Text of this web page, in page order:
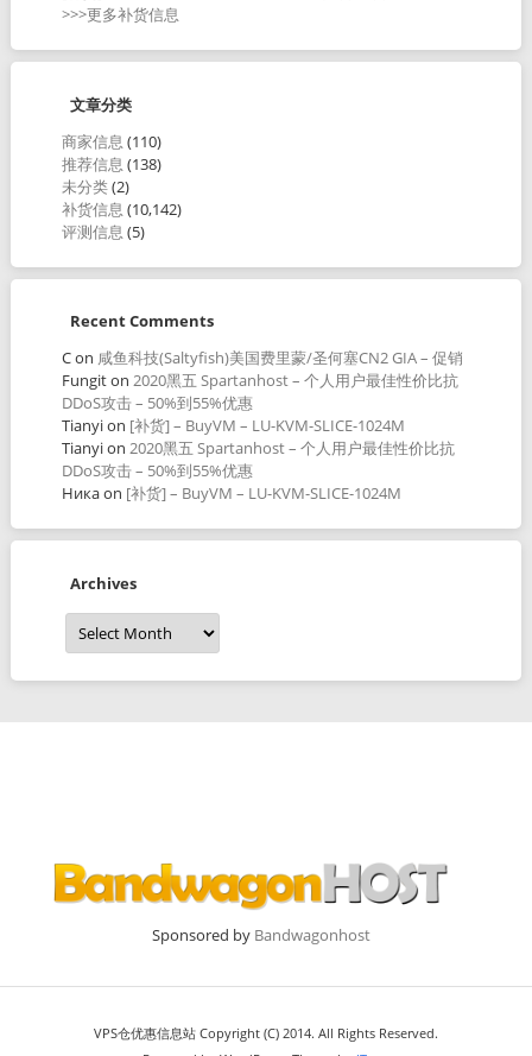
>>>更多补货信息
文章分类
商家信息 (110)
推荐信息 (138)
未分类(2)
补货信息 (10,142)
评测信息 (5)
Recent Comments
Con 咸鱼科技(Saltyfish)美国费里蒙/圣何塞CN2 GIA – 促销
Fungiton 2020黑五 Spartanhost – 个人用户最佳性价比抗
DDoS攻击 – 50%到55%优惠
Tianyion [补货] – BuyVM – LU-KVM-SLICE-1024M
Tianyion 2020黑五 Spartanhost – 个人用户最佳性价比抗
DDoS攻击 – 50%到55%优惠
Никаon [补货] – BuyVM – LU-KVM-SLICE-1024M
Archives
Archives
Sponsored by Bandwagonhost
VPS仓优惠信息站 Copyright (C) 2014. All Rights Reserved.